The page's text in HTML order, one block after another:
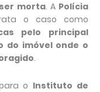
morta. A Polícia
o caso como
pelo principal
do imóvel onde o
.
o Instituto de